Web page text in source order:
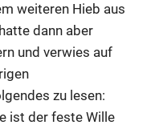
weiteren Hieb aus
dann aber
und verwies auf
zu lesen:
ist der feste Wille